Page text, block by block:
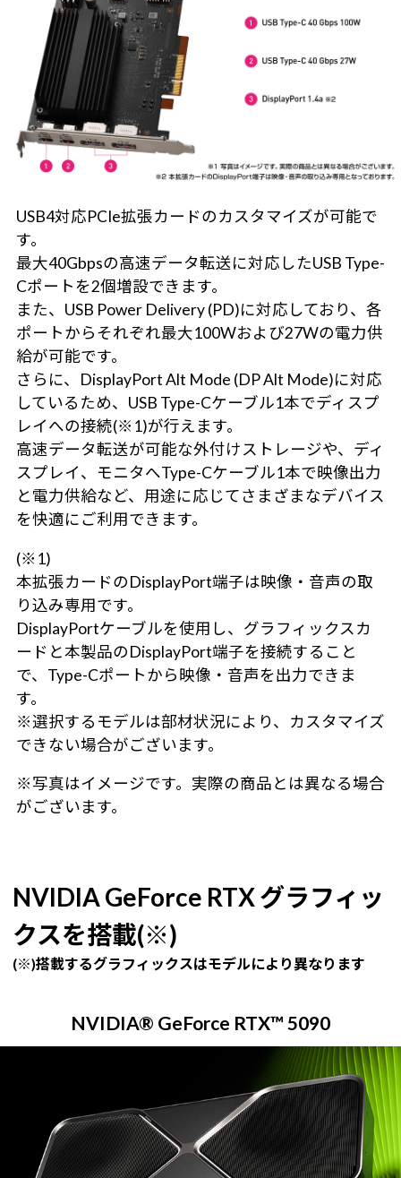
USB4対応PCIe拡張カードのカスタマイズが可能で
す。
最大40Gbpsの高速データ転送に対応したUSB Type-
Cポートを2個増設できます。
また、USB Power Delivery (PD)に対応しており、各
ポートからそれぞれ最大100Wおよび27Wの電力供
給が可能です。
さらに、DisplayPort Alt Mode (DP Alt Mode)に対応
しているため、USB Type-Cケーブル1本でディスプ
レイへの接続(※1)が行えます。
高速データ転送が可能な外付けストレージや、ディ
スプレイ、モニタへType-Cケーブル1本で映像出力
と電力供給など、用途に応じてさまざまなデバイス
を快適にご利用できます。
(※1)
本拡張カードのDisplayPort端子は映像・音声の取
り込み専用です。
DisplayPortケーブルを使用し、グラフィックスカ
ードと本製品のDisplayPort端子を接続すること
で、Type-Cポートから映像・音声を出力できま
す。
※選択するモデルは部材状況により、カスタマイズ
できない場合がございます。
※写真はイメージです。実際の商品とは異なる場合
がございます。
NVIDIA GeForce RTX グラフィッ
クスを搭載(※)
(※)搭載するグラフィックスはモデルにより異なります
NVIDIA® GeForce RTX™ 5090